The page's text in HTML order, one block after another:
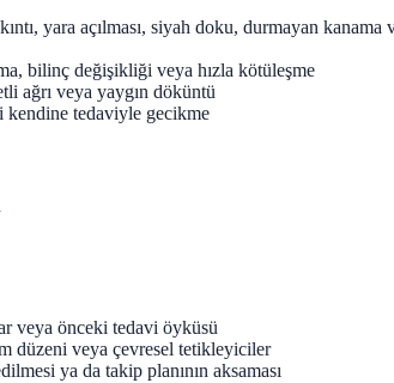
yara açılması, siyah doku, durmayan kanama
bilinç değişikliği veya hızla kötüleşme
ağrı veya yaygın döküntü
kendine tedaviyle gecikme
veya önceki tedavi öyküsü
düzeni veya çevresel tetikleyiciler
ya da takip planının aksaması